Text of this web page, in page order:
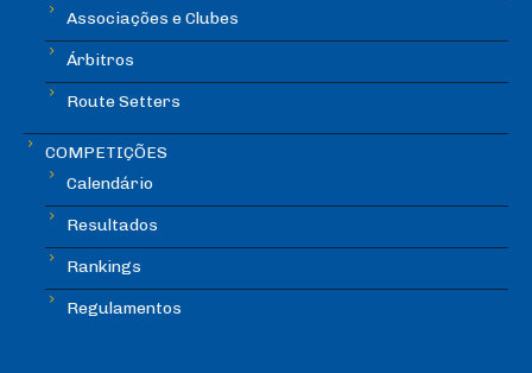
Associações e Clubes
Árbitros
Route Setters
COMPETIÇÕES
Calendário
Resultados
Rankings
Regulamentos